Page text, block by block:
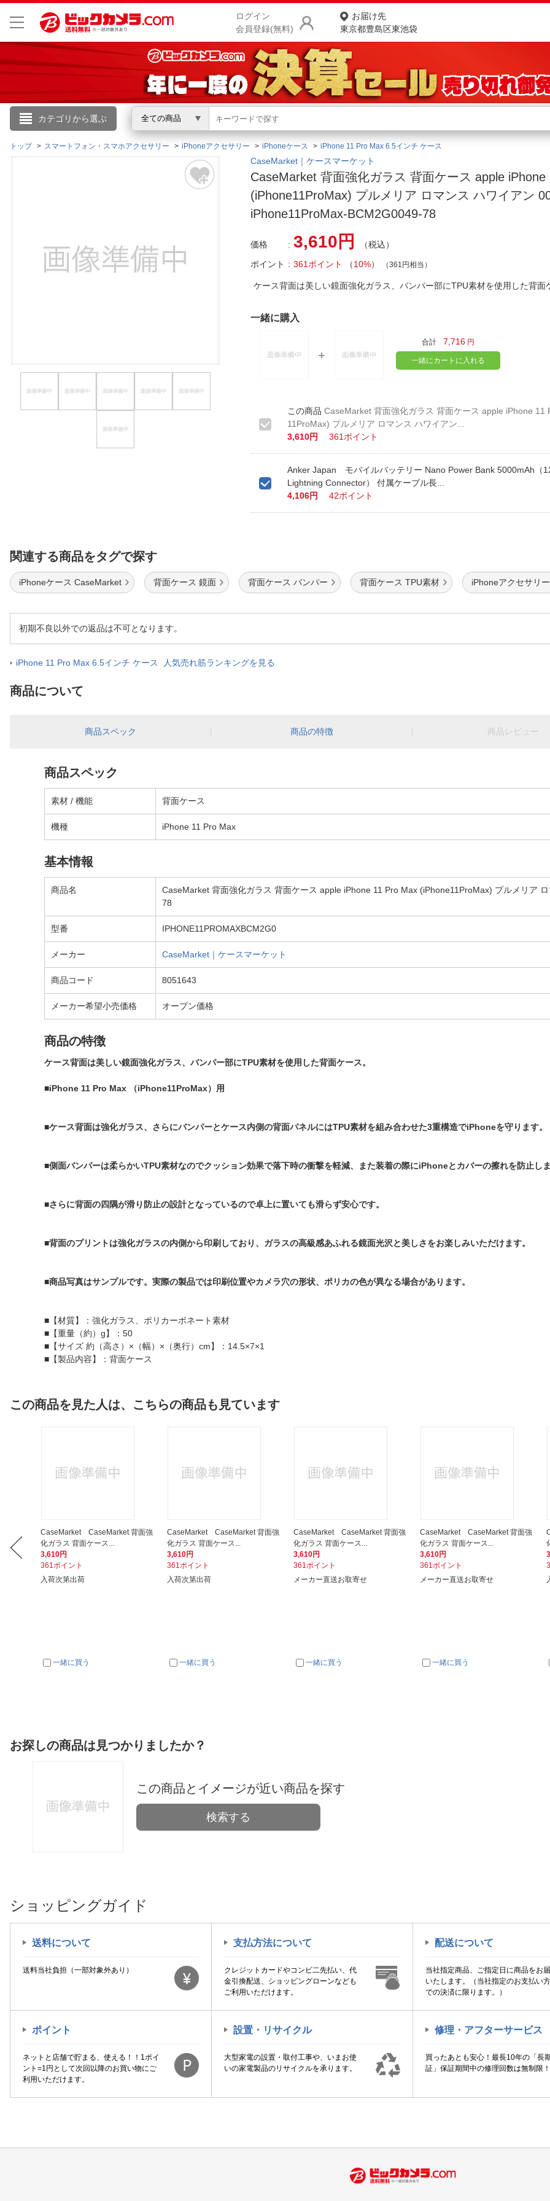
ログイン
会員登録(無料)
お届け先
東京都豊島区東池袋
カテゴリから選ぶ 全ての商品
こんにちは
ログイン
閲覧履歴
商品をさがす
ランキングからさがす
カテゴリ一覧からさがす
ご利用ガイド
よくある質問・お問合せ
トップ スマートフォン・スマホアクセサリー iPhoneアクセサリー iPhoneケース iPhone 11 Pro Max 6.5インチ ケース
CaseMarket｜ケースマーケット
CaseMarket 背面強化ガラス 背面ケース apple iPhone
(iPhone11ProMax) プルメリア ロマンス ハワイアン
iPhone11ProMax-BCM2G0049-78
価格 3,610円
（税込）
ポイント
361ポイント （10%） （361円相当）
ケース背面は美しい鏡面強化ガラス、バンパー部にTPU素材を使用した背
一緒に購入
合計 7,716 円
一緒にカートに入れる
CaseMarket 背面強化ガラス 背面ケース apple iPhone 11
11ProMax) プルメリア ロマンス ハワイアン...
3,610円
361ポイント
Anker Japan モバイルバッテリー Nano Power Bank 5000mAh（
Lightning Connector） 付属ケーブル長...
4,106円
42ポイント
関連する商品をタグで探す
iPhoneケース CaseMarket 背面ケース 鏡面 背面ケース バンパー 背面ケース TPU素材 iPhoneアクセサリ
初期不良以外での返品は不可となります。
iPhone 11 Pro Max 6.5インチ ケース 人気売れ筋ランキングを見る
商品について
商品スペック 商品の特徴 商品レビュー
商品スペック
素材 / 機能 背面ケース
機種 iPhone 11 Pro Max
基本情報
商品名
CaseMarket 背面強化ガラス 背面ケース apple iPhone 11 Pro Max (iPhone11ProMax) プルメリア
78
型番 IPHONE11PROMAXBCM2G0
メーカー CaseMarket｜ケースマーケット
商品コード 8051643
メーカー希望小売価格 オープン価格
商品の特徴
ケース背面は美しい鏡面強化ガラス、バンパー部にTPU素材を使用した背面ケース。
■iPhone 11 Pro Max （iPhone11ProMax）用
■ケース背面は強化ガラス、さらにバンパーとケース内側の背面パネルにはTPU素材を組み合わせた3重構造でiPhoneを守ります。
■側面バンパーは柔らかいTPU素材なのでクッション効果で落下時の衝撃を軽減、また装着の際にiPhoneとカバーの擦れを防止し
■さらに背面の四隅が滑り防止の設計となっているので卓上に置いても滑らず安心です。
■背面のプリントは強化ガラスの内側から印刷しており、ガラスの高級感あふれる鏡面光沢と美しさをお楽しみいただけます。
■商品写真はサンプルです。実際の製品では印刷位置やカメラ穴の形状、ポリカの色が異なる場合があります。
■【材質】：強化ガラス、ポリカーボネート素材
■【重量（約）g】：50
■【サイズ 約（高さ）×（幅）×（奥行）cm】：14.5×7×1
■【製品内容】：背面ケース
この商品を見た人は、こちらの商品も見ています
CaseMarket CaseMarket 背面強
化ガラス 背面ケース...
3,610円
361ポイント
入荷次第出荷
一緒に買う
CaseMarket CaseMarket 背面強
化ガラス 背面ケース...
3,610円
361ポイント
入荷次第出荷
一緒に買う
CaseMarket CaseMarket 背面強
化ガラス 背面ケース...
3,610円
361ポイント
メーカー直送お取寄せ
一緒に買う
CaseMarket CaseMarket 背面強
化ガラス 背面ケース...
3,610円
361ポイント
メーカー直送お取寄せ
一緒に買う
お探しの商品は見つかりましたか？
この商品とイメージが近い商品を探す
検索する
ショッピングガイド
送料について
送料当社負担（一部対象外あり）
支払方法について
クレジットカードやコンビ二先払い、代
金引換配送、ショッピングローンなども
ご利用いただけます。
配送について
当社指定商品、ご指定日に商品をお
いたします。（当社指定のお支払い
での決済に限ります。）
ポイント
ネットと店舗で貯まる、使える！！1ポイ
ント=1円として次回以降のお買い物にご
利用いただけます。
設置・リサイクル
大型家電の設置・取付工事や、いまお使
いの家電製品のリサイクルを承ります。
修理・アフターサービス
買ったあとも安心！最長10年の「長
証」保証期間中の修理回数は無制限！